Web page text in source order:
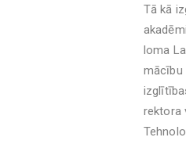
Tā kā
loma
mācību
rektora